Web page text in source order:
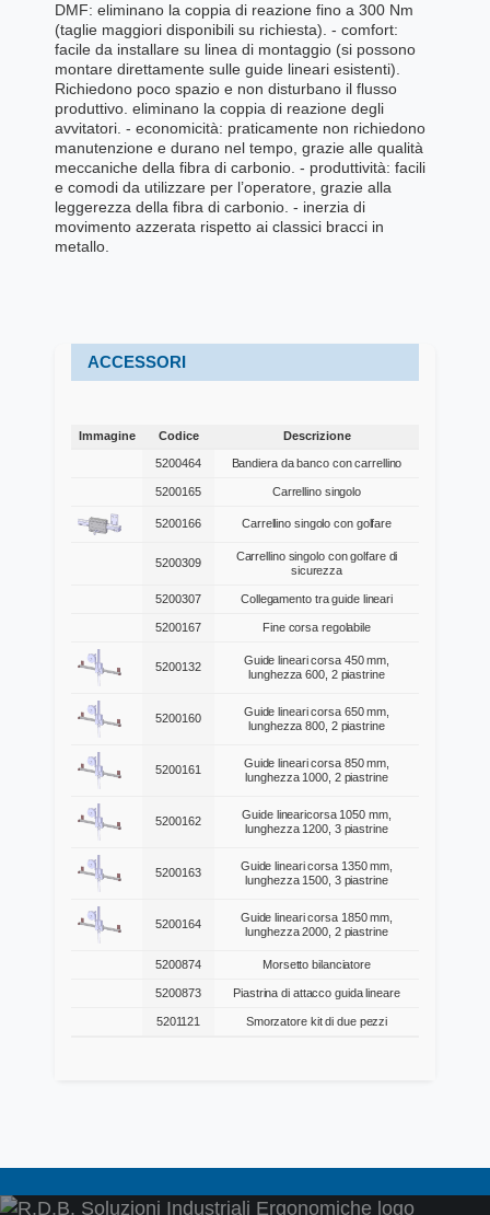
DMF: eliminano la coppia di reazione fino a 300 Nm
(taglie maggiori disponibili su richiesta). - comfort:
facile da installare su linea di montaggio (si possono
montare direttamente sulle guide lineari esistenti).
Richiedono poco spazio e non disturbano il flusso
produttivo. eliminano la coppia di reazione degli
avvitatori. - economicità: praticamente non richiedono
manutenzione e durano nel tempo, grazie alle qualità
meccaniche della fibra di carbonio. - produttività: facili
e comodi da utilizzare per l’operatore, grazie alla
leggerezza della fibra di carbonio. - inerzia di
movimento azzerata rispetto ai classici bracci in
metallo.
ACCESSORI
Immagine Codice
Descrizione
5200464 Bandiera da banco con carrellino
5200165 Carrellino singolo
5200166 Carrellino singolo con golfare
5200309
Carrellino singolo con golfare di
sicurezza
5200307 Collegamento tra guide lineari
5200167 Fine corsa regolabile
5200132
Guide lineari corsa 450 mm,
lunghezza 600, 2 piastrine
5200160
Guide lineari corsa 650 mm,
lunghezza 800, 2 piastrine
5200161
Guide lineari corsa 850 mm,
lunghezza 1000, 2 piastrine
5200162
Guide linearicorsa 1050 mm,
lunghezza 1200, 3 piastrine
5200163
Guide lineari corsa 1350 mm,
lunghezza 1500, 3 piastrine
5200164
Guide lineari corsa 1850 mm,
lunghezza 2000, 2 piastrine
5200874 Morsetto bilanciatore
5200873 Piastrina di attacco guida lineare
5201121 Smorzatore kit di due pezzi